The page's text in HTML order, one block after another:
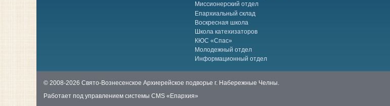
Миссионерский отдел
Епархиальный склад
Воскресная школа
Школа катехизаторов
КЮС «Спас»
Молодежный отдел
Информационный отдел
© 2008-2026 Свято-Вознесенское Архиерейское подворье г. Набережные Челны.
Работает под управлением системы CMS «Епархия»